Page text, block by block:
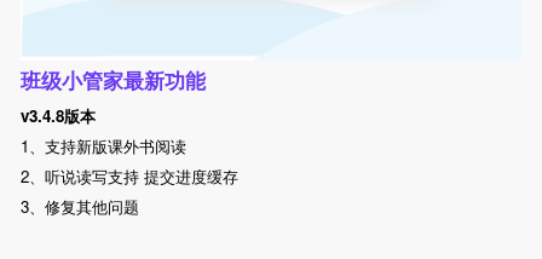
班级小管家最新功能
v3.4.8版本
1、支持新版课外书阅读
2、听说读写支持 提交进度缓存
3、修复其他问题